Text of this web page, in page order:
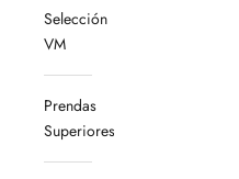
Selección
VM
Prendas
Superiores